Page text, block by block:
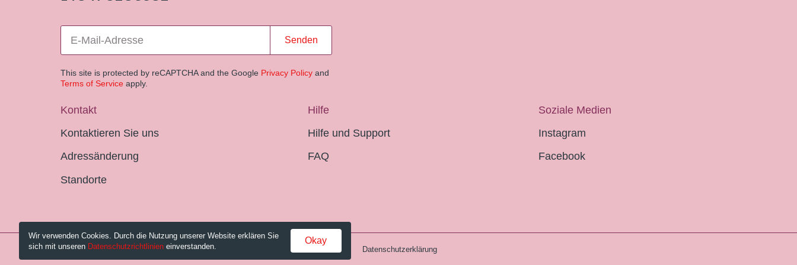
Senden
This site is protected by reCAPTCHA and the Google Privacy Policy and
Terms of Service apply.
Kontakt
Kontaktieren Sie uns
Adressänderung
Standorte
Hilfe
Hilfe und Support
FAQ
Soziale Medien
Instagram
Facebook
© 2026 Pestalozzi-Bibliothek Zürich. Impressum Gebühren und AGB Datenschutzerklärung
Wir verwenden Cookies. Durch die Nutzung unserer Website erklären Sie
sich mit unseren Datenschutzrichtlinien einverstanden.
Okay